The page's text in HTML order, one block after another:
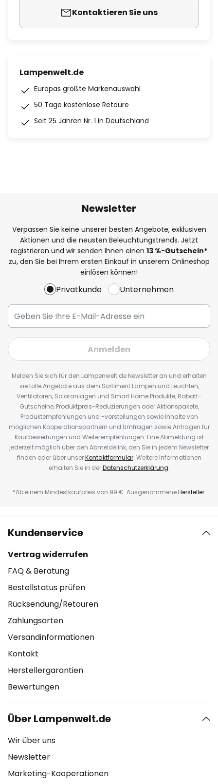
Kontaktieren Sie uns
Lampenwelt.de
Europas größte Markenauswahl
50 Tage kostenlose Retoure
Seit 25 Jahren Nr. 1 in Deutschland
Newsletter
Verpassen Sie keine unserer besten Angebote, exklusiven
Aktionen und die neusten Beleuchtungstrends. Jetzt
registrieren und wir senden Ihnen einen 13 %-Gutschein*
zu, den Sie bei Ihrem ersten Einkauf in unserem Onlineshop
einlösen können!
Privatkunde Unternehmen
Anmelden
Melden Sie sich für den Lampenwelt.de Newsletter an und erhalten
sie tolle Angebote aus dem Sortiment Lampen und Leuchten,
Ventilatoren, Solaranlagen und Smart Home Produkte, Rabatt-
Gutscheine, Produktpreis-Reduzierungen oder Aktionspakete,
Produktempfehlungen und -vorstellungen sowie Inhalte von
möglichen Kooperationspartnern und Umfragen sowie Anfragen für
Kaufbewertungen und Weiterempfehlungen. Eine Abmeldung ist
jederzeit möglich über den Abmeldelink, den Sie in jedem Newsletter
finden oder über unserKontaktformular. Weitere Informationen
erhalten Sie in derDatenschutzerklärung.
*Ab einem Mindestkaufpreis von 99 €. AusgenommeneHersteller.
Kundenservice
Vertrag widerrufen
FAQ & Beratung
Bestellstatus prüfen
Rücksendung/Retouren
Zahlungsarten
Versandinformationen
Kontakt
Herstellergarantien
Bewertungen
Über Lampenwelt.de
Wir über uns
Newsletter
Marketing-Kooperationen